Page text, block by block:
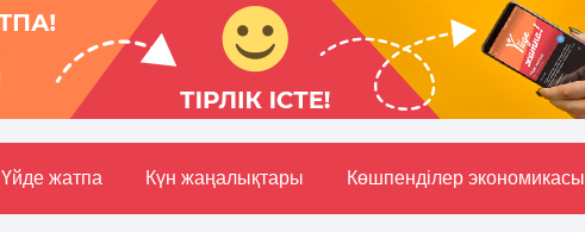
Үйде жатпа Күн жаңалықтары Көшпенділер экономикасы